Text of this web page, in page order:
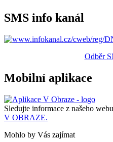
SMS info kanál
Odběr
Mobilní aplikace
Sledujte informace z našeho
V OBRAZE.
Mohlo by Vás zajímat